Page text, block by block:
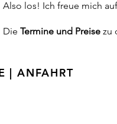
Also los! Ich freue mich
Die Termine und Preise zu
| ANFAHRT